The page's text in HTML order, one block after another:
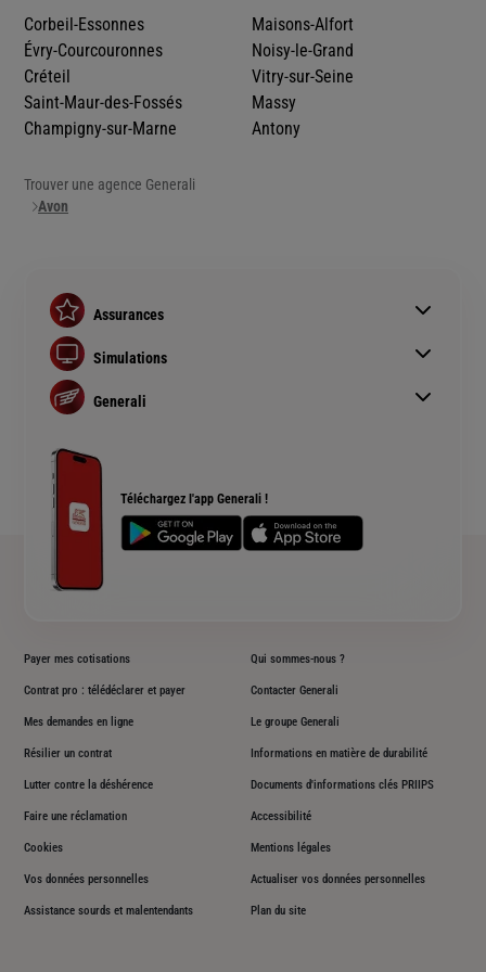
Corbeil-Essonnes
Évry-Courcouronnes
Créteil
Saint-Maur-des-Fossés
Champigny-sur-Marne
Maisons-Alfort
Noisy-le-Grand
Vitry-sur-Seine
Massy
Antony
Trouver une agence Generali
Avon
Téléchargez l'app Generali !
Assurances
Assurance auto
Assurance habitation
Assurance prêt immobilier
Complémentaire santé senior
Simulations
Simulation assurance auto
Devis assurance habitation
Devis assurance chien ou chat
Generali
Rendements fonds euros Generali
Accessibilité sourds et malentendants
Plan du site
Payer mes cotisations
Contrat pro : télédéclarer et payer
Mes demandes en ligne
Résilier un contrat
Lutter contre la déshérence
Faire une réclamation
Qui sommes-nous ?
Contacter Generali
Le groupe Generali
Informations en matière de durabilité
Documents d'informations clés PRIIPS
Accessibilité
Cookies Mentions légales
Vos données personnelles Actualiser vos données personnelles
Assistance sourds et malentendants Plan du site